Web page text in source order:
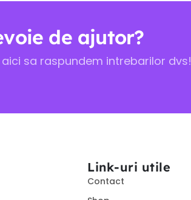
de ajutor?
sa raspundem intrebarilor dvs!
Link-uri utile
Contact